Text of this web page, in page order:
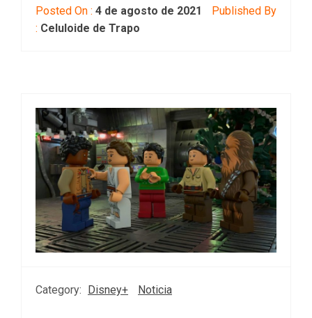
Posted On : 4 de agosto de 2021
Published By
: Celuloide de Trapo
Category: Disney+ Noticia